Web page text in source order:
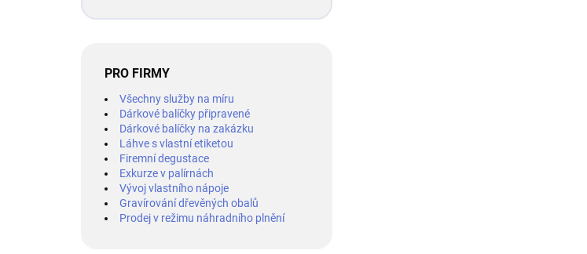
PRO FIRMY
Všechny služby na míru
Dárkové balíčky připravené
Dárkové balíčky na zakázku
Láhve s vlastní etiketou
Firemní degustace
Exkurze v palírnách
Vývoj vlastního nápoje
Gravírování dřevěných obalů
Prodej v režimu náhradního plnění